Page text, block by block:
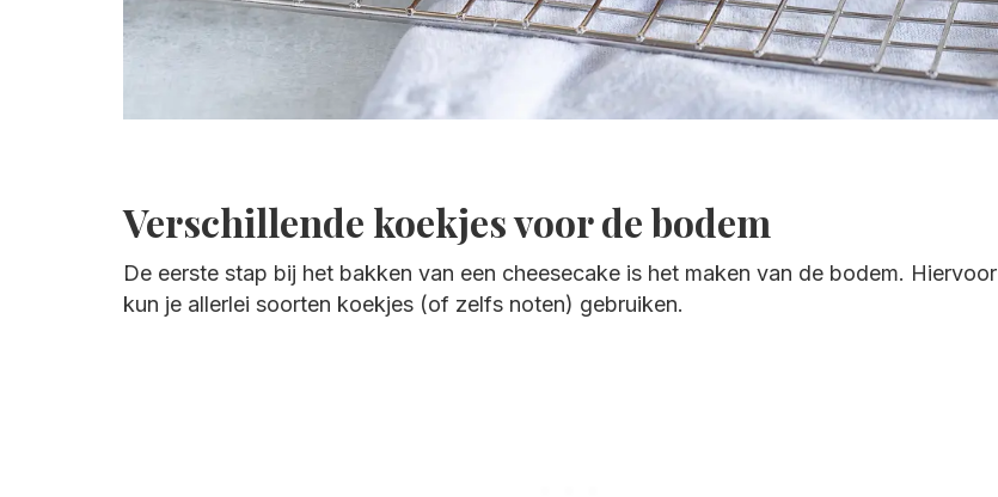
Verschillende koekjes voor de bodem
De eerste stap bij het bakken van een cheesecake is het maken van de bodem. Hiervoor
kun je allerlei soorten koekjes (of zelfs noten) gebruiken.